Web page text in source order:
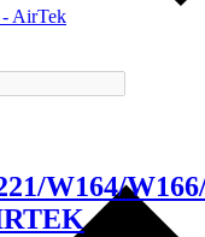
W164/